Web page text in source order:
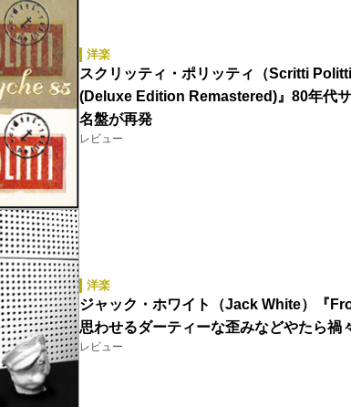
洋楽
スクリッティ・ポリッティ（Scritti
(Deluxe Edition Remastered)』80年代
名盤が再発
レビュー
洋楽
ジャック・ホワイト（Jack White）『
思わせるダーティーな歪みなどやたら禍
レビュー